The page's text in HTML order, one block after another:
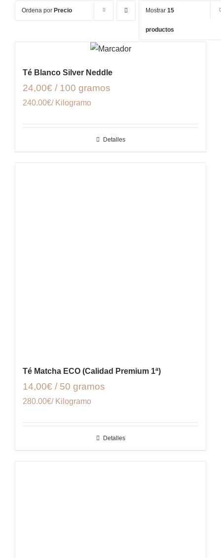
Ordena por Precio Mostrar 15
productos
Té Blanco Silver Neddle
24,00€ / 100 gramos
240.00€/ Kilogramo
Detalles
Té Matcha ECO (Calidad Premium 1ª)
14,00€ / 50 gramos
280.00€/ Kilogramo
Detalles